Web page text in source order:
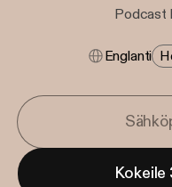
Podcast
Englanti